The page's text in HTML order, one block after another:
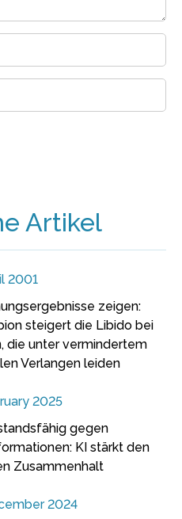
Artikel
2001
zeigen:
steigert die Libido bei
die unter vermindertem
Verlangen leiden
2025
gegen
KI stärkt den
Zusammenhalt
2024